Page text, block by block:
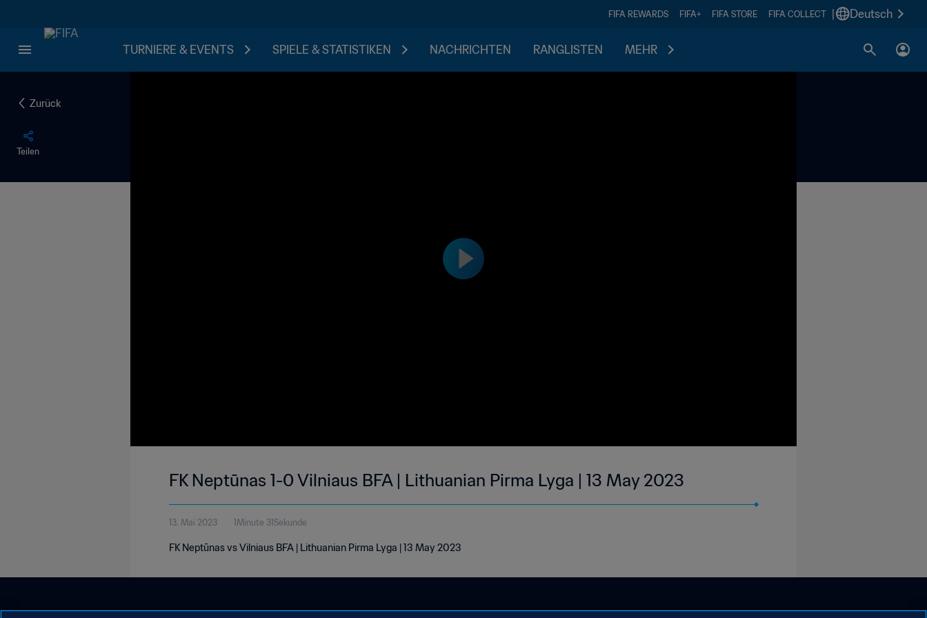
FIFA REWARDS FIFA+ FIFA STORE FIFA COLLECT Deutsch
TURNIERE & EVENTS SPIELE & STATISTIKEN NACHRICHTEN RANGLISTEN MEHR
Zurück
Teilen
FK Neptūnas 1-0 Vilniaus BFA | Lithuanian Pirma Lyga | 13 May 2023
13. Mai 2023 1Minute 31Sekunde
FK Neptūnas vs Vilniaus BFA | Lithuanian Pirma Lyga | 13 May 2023